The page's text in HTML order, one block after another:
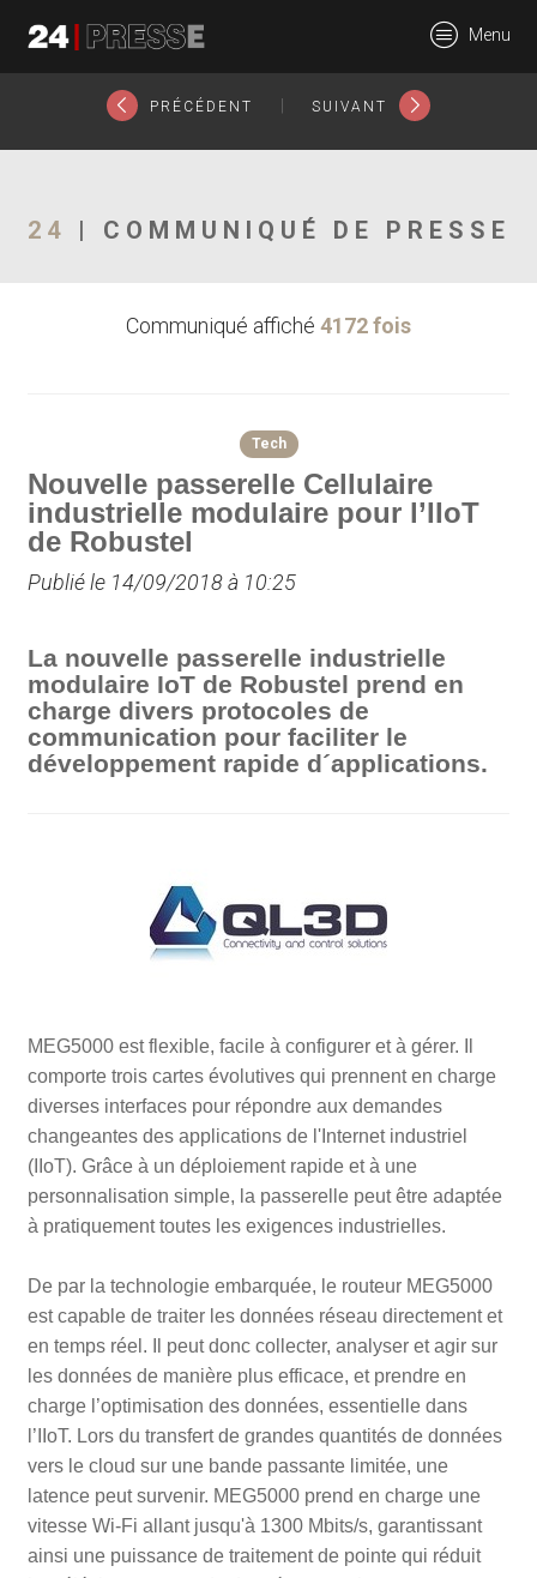
24Presse -
Communiqués de
Menu
PRÉCÉDENT SUIVANT
24 | COMMUNIQUÉ DE PRESSE
Communiqué affiché 4172 fois
Tech
Nouvelle passerelle Cellulaire
industrielle modulaire pour l’IIoT
de Robustel
Publié le 14/09/2018 à 10:25
La nouvelle passerelle industrielle
modulaire IoT de Robustel prend en
charge divers protocoles de
communication pour faciliter le
développement rapide d´applications.
MEG5000 est flexible, facile à configurer et à gérer. Il
comporte trois cartes évolutives qui prennent en charge
diverses interfaces pour répondre aux demandes
changeantes des applications de l'Internet industriel
(IIoT). Grâce à un déploiement rapide et à une
personnalisation simple, la passerelle peut être adaptée
à pratiquement toutes les exigences industrielles.
De par la technologie embarquée, le routeur MEG5000
est capable de traiter les données réseau directement et
en temps réel. Il peut donc collecter, analyser et agir sur
les données de manière plus efficace, et prendre en
charge l’optimisation des données, essentielle dans
l’IIoT. Lors du transfert de grandes quantités de données
vers le cloud sur une bande passante limitée, une
latence peut survenir. MEG5000 prend en charge une
vitesse Wi-Fi allant jusqu'à 1300 Mbits/s, garantissant
ainsi une puissance de traitement de pointe qui réduit